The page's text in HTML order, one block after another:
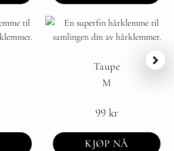
Taupe
M
99 kr
KJØP NÅ